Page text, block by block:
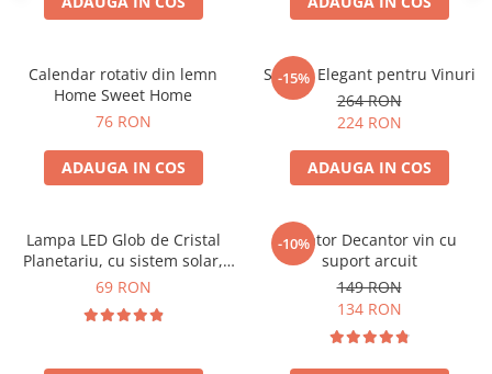
Calendar rotativ din lemn
Home Sweet Home
76 RON
ADAUGA IN COS
-15%
Suport Elegant pentru Vinuri
264 RON
224 RON
ADAUGA IN COS
Lampa LED Glob de Cristal
Planetariu, cu sistem solar,
cadou captivant
69 RON
-10%
Aerator Decantor vin cu
suport arcuit
149 RON
134 RON